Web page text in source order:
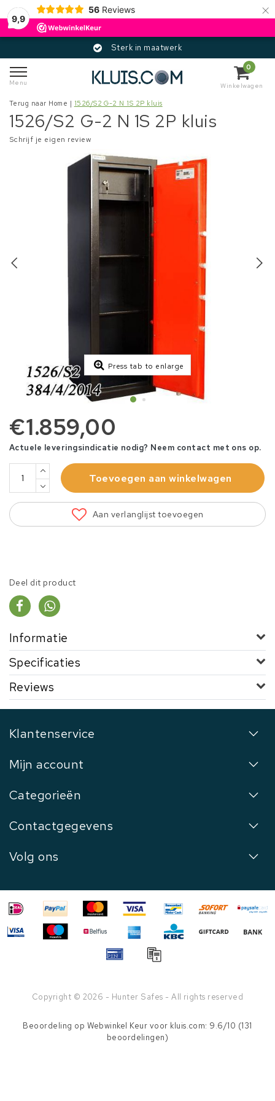
9,9
56 Reviews ×
Sterk in maatwerk
Menu
0
Winkelwagen
Terug naar Home | 1526/S2 G-2 N 1S 2P kluis
1526/S2 G-2 N 1S 2P kluis
Schrijf je eigen review
Press tab to enlarge
€1.859,00
Actuele leveringsindicatie nodig? Neem contact met ons op.
Toevoegen aan winkelwagen
Aan verlanglijst toevoegen
Deel dit product
Informatie
Specificaties
Reviews
Klantenservice
Mijn account
Categorieën
Contactgegevens
Volg ons
Copyright © 2026 - Hunter Safes - All rights reserved
Beoordeling op Webwinkel Keur voor kluis.com: 9.6/10 (131
beoordelingen)